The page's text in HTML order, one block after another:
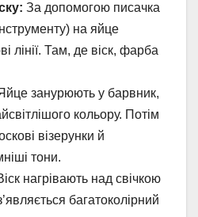
За допомогою писачка
на яйце
лінії. Там, де віск, фарба
занурюють у барвник,
кольору. Потім
візерунки й
тони.
нагрівають над свічкою
багатоколірний